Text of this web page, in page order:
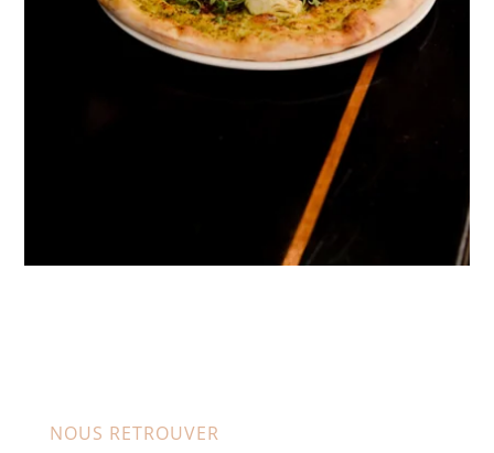
NOUS RETROUVER